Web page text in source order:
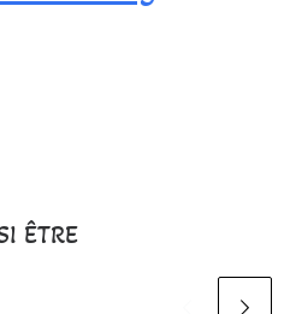
ÊTRE